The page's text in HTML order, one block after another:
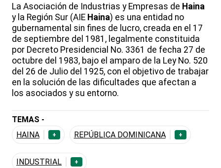
La Asociación de Industrias y Empresas de Haina
y la Región Sur (AIE Haina) es una entidad no
gubernamental sin fines de lucro, creada en el 17
de septiembre del 1981, legalmente constituida
por Decreto Presidencial No. 3361 de fecha 27 de
octubre del 1983, bajo el amparo de la Ley No. 520
del 26 de Julio del 1925, con el objetivo de trabajar
en la solución de las dificultades que afectan a
los asociados y su entorno.
TEMAS -
HAINA
+ REPÚBLICA DOMINICANA +
INDUSTRIAL +